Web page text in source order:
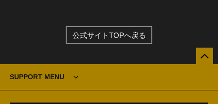
公式サイトTOPへ戻る
SUPPORT MENU